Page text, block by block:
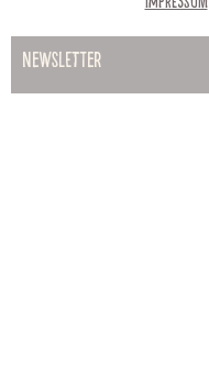
Kursleiterin:Lisa Biribauer
Newsletter